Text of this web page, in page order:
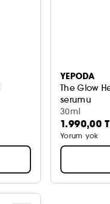
YEPODA
The Glow
serumu
30ml
1.990,00
Yorum yok